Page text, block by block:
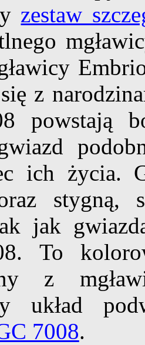
zestaw
z
powstają
ich życia.
stygną,
jak
To
z
układ
7008.